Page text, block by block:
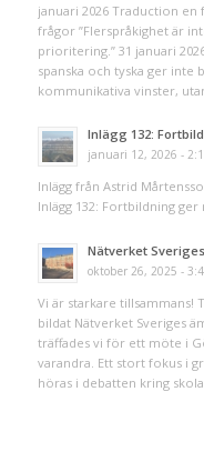
januari 2026 Traduction
frågor ”Flerspråkighet är
prioritering.” 31 januari
spanska och tyska ger inte
kommunikativa vinster,
Inlägg 132:
januari 12, 2026 -
Inlägg från Astrid
Inlägg 132: Fortbildning
Nätverket
oktober 26, 2025 -
Vi är starkare tillsammans!
bildat Nätverket Sveriges
träffades vi för ett möte i
varandra. Ett stort fokus i
höras i debatten kring